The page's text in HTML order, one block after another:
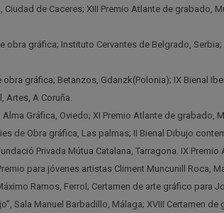
Ciudad de Caceres; XIII Premio Atlante de grabado,
obra gráfica; Instituto Cervantes de Belgrado,
gráfica; Betanzos, Gdanzk(Polonia); IX Bienal
Artes, A Coruña.
Gráfica, Oviedo; XI Premio Atlante de grabado,
de Obra gráfica, Las palmas; II Bienal Dibujo
Privada Mútua Catalana, Tarragona. IX
para jóvenes artistas Climent Muncunill Roca,
Ramos, Ferrol; Certamen de arte gráfico para
Sala Manuel Barbadillo, Málaga; XVIII Certamen